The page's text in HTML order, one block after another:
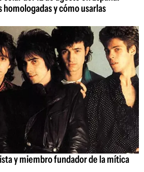
y cómo usarlas
y miembro fundador de la mítica